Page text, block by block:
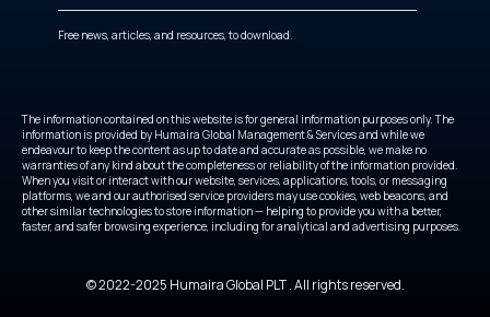
Free news, articles, and resources, to download.
The information contained on this website is for general information purposes only. The
information is provided by Humaira Global Management & Services and while we
endeavour to keep the content as up to date and accurate as possible, we make no
warranties of any kind about the completeness or reliability of the information provided.
When you visit or interact with our website, services, applications, tools, or messaging
platforms, we and our authorised service providers may use cookies, web beacons, and
other similar technologies to store information — helping to provide you with a better,
faster, and safer browsing experience, including for analytical and advertising purposes.
© 2022-2025 Humaira Global PLT . All rights reserved.